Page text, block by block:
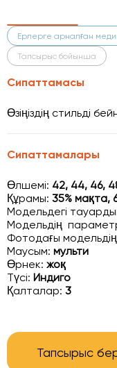
Ерлерге арналған
Тапсырыс бойынша
Сипаттамасы
Өзіңіздің стильді
Сипаттамалары
Өлшемі: 42, 44, 46,
Құрамы: 35% мақта,
Модельдегі
Модельдің
Фотодағы
Маусым: мульти
Өрнек: жоқ
Түсі: Индиго
Қалталар: 3
Тапсырыс